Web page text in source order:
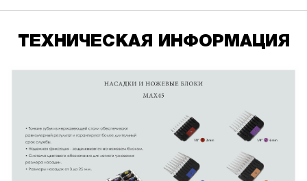
ТЕХНИЧЕСКАЯ ИНФОРМАЦИЯ